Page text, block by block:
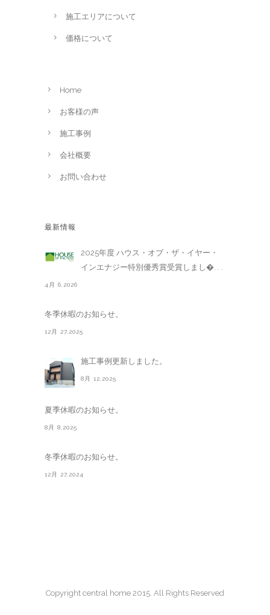
施工エリアについて
価格について
Home
お客様の声
施工事例
会社概要
お問い合わせ
最新情報
2025年度 ハウス・オブ・ザ・イヤー・
インエナジー特別優秀賞受賞しまし�. . .
4月 6,2026
冬季休暇のお知らせ。
12月 27,2025
施工事例更新しました。
8月 12,2025
夏季休暇のお知らせ。
8月 8,2025
冬季休暇のお知らせ。
12月 27,2024
Copyright central home 2015. All Rights Reserved